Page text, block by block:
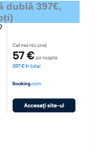
dublă 397€,